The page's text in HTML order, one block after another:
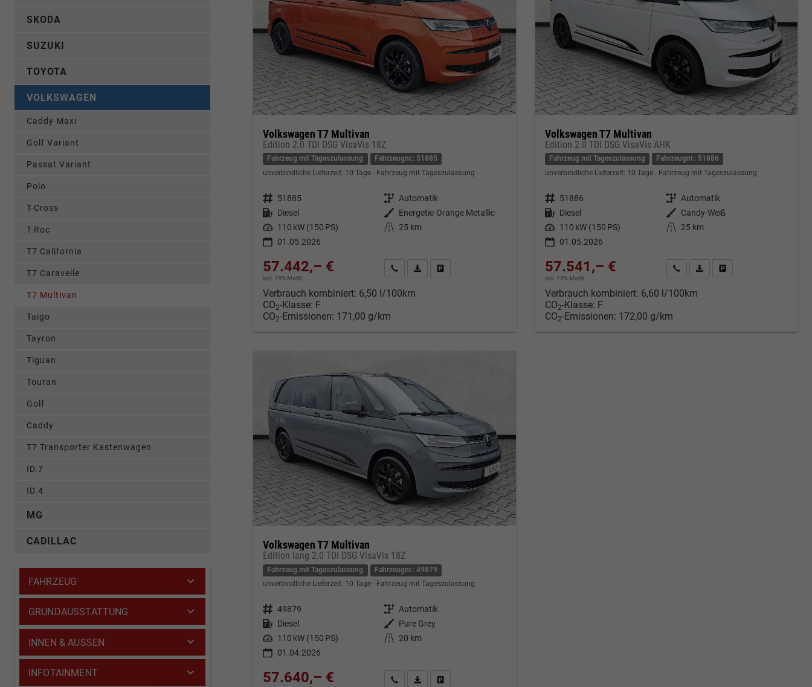
Volkswagen T7 Multivan
Edition 2.0 TDI DSG VisaVis 18Z
Fahrzeug mit Tageszulassung
Fahrzeugnr.: 51885
unverbindliche Lieferzeit: 10 Tage Fahrzeug mit Tageszulassung
Fahrzeugnr. 51885 Getriebe Automatik
Kraftstoff Diesel Außenfarbe Energetic-Orange Metallic
Leistung 110 kW (150 PS) Kilometerstand
25 km
01.05.2026
57.442,– €
incl. 19% MwSt.
Kontakt & Angebot anfordern
PDF-Datei, Fahrzeugexposé drucken
Fahrzeug merken/Expose drucken
Verbrauch kombiniert: 6,50 l/100km
CO2-Klasse: F
CO2-Emissionen: 171,00 g/km
Volkswagen T7 Multivan
Edition 2.0 TDI DSG VisaVis AHK
Fahrzeug mit Tageszulassung
Fahrzeugnr.: 51886
unverbindliche Lieferzeit: 10 Tage Fahrzeug mit Tageszulassung
Fahrzeugnr. 51886 Getriebe Automatik
Kraftstoff Diesel Außenfarbe Candy-Weiß
Leistung 110 kW (150 PS) Kilometerstand
25 km
01.05.2026
57.541,– €
incl. 19% MwSt.
Kontakt & Angebot anfordern
PDF-Datei, Fahrzeugexposé
Fahrzeug merken/Expose
Verbrauch kombiniert: 6,60 l/100km
CO2-Klasse: F
CO2-Emissionen: 172,00 g/km
Volkswagen T7 Multivan
Edition lang 2.0 TDI DSG VisaVis 18Z
Fahrzeug mit Tageszulassung
Fahrzeugnr.: 49879
unverbindliche Lieferzeit: 10 Tage Fahrzeug mit Tageszulassung
Fahrzeugnr. 49879 Getriebe Automatik
Kraftstoff Diesel Außenfarbe
Pure Grey
Leistung 110 kW (150 PS) Kilometerstand
20 km
01.04.2026
57.640,– € Kontakt & Angebot anfordern
PDF-Datei, Fahrzeugexposé drucken
SKODA
SUZUKI
TOYOTA
VOLKSWAGEN
Caddy Maxi
Golf Variant
Passat Variant
Polo
T-Cross
T-Roc
T7 California
T7 Caravelle
T7 Multivan
Taigo
Tayron
Tiguan
Touran
Golf
Caddy
T7 Transporter Kastenwagen
ID.7
ID.4
MG
CADILLAC
FAHRZEUG
GRUNDAUSSTATTUNG
INNEN & AUSSEN
INFOTAINMENT